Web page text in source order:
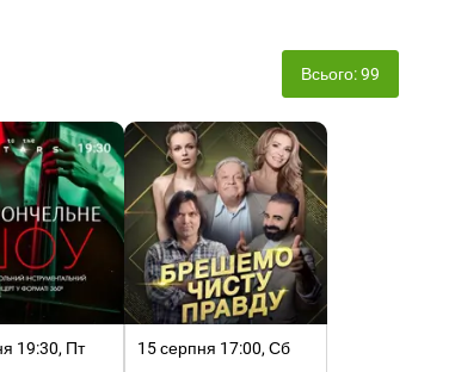
Всього: 99
19:30, Пт 15 серпня 17:00, Сб